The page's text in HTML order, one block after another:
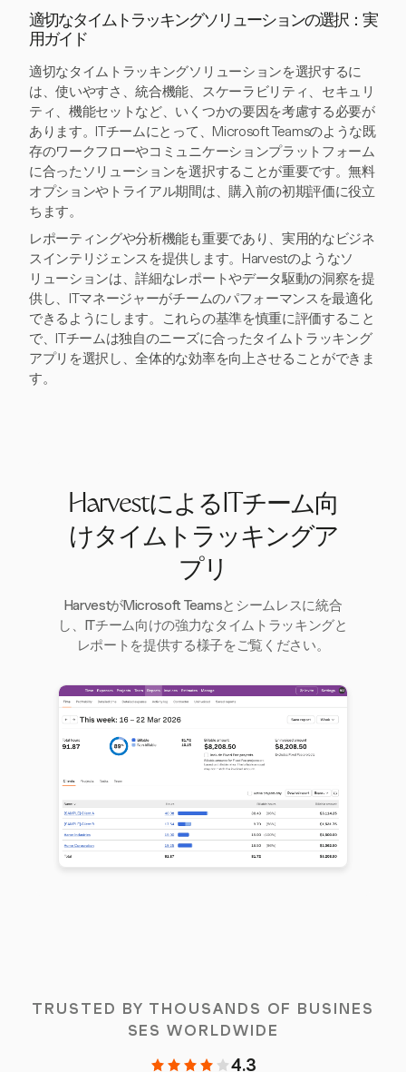
適切なタイムトラッキングソリューションの選択：実
用ガイド
適切なタイムトラッキングソリューションを選択するに
は、使いやすさ、統合機能、スケーラビリティ、セキュリ
ティ、機能セットなど、いくつかの要因を考慮する必要が
あります。ITチームにとって、Microsoft Teamsのような既
存のワークフローやコミュニケーションプラットフォーム
に合ったソリューションを選択することが重要です。無料
オプションやトライアル期間は、購入前の初期評価に役立
ちます。
レポーティングや分析機能も重要であり、実用的なビジネ
スインテリジェンスを提供します。Harvestのようなソ
リューションは、詳細なレポートやデータ駆動の洞察を提
供し、ITマネージャーがチームのパフォーマンスを最適化
できるようにします。これらの基準を慎重に評価すること
で、ITチームは独自のニーズに合ったタイムトラッキング
アプリを選択し、全体的な効率を向上させることができま
す。
HarvestによるITチーム向
けタイムトラッキングア
プリ
HarvestがMicrosoft Teamsとシームレスに統合
し、ITチーム向けの強力なタイムトラッキングと
レポートを提供する様子をご覧ください。
TRUSTED BY THOUSANDS OF BUSINES
SES WORLDWIDE
4.3